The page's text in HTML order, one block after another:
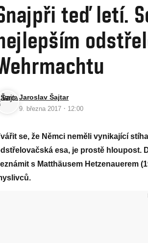
teď letí.
Jaroslav Šajtar
9. března 2017 · 12:00
se, že Němci neměli vynikající
esa, je prostě hloupost.
s Matthäusem Hetzenauerem